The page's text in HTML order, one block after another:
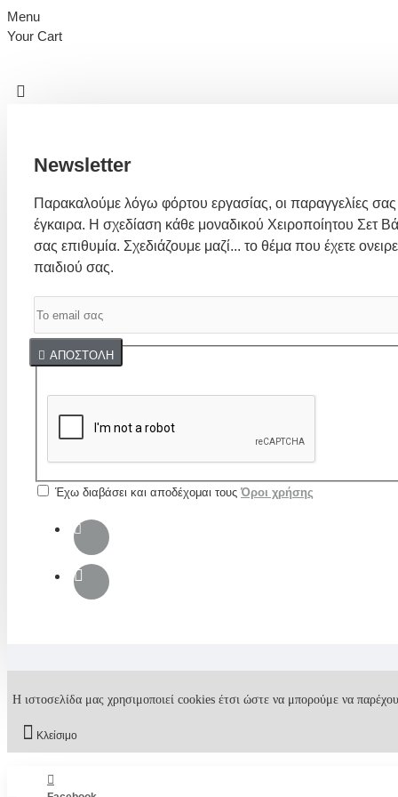
Menu
Your Cart
Newsletter
Παρακαλούμε λόγω φόρτου εργασίας, οι παραγγελίες σας
έγκαιρα. Η σχεδίαση κάθε μοναδικού Χειροποίητου Σετ
σας επιθυμία. Σχεδιάζουμε μαζί... το θέμα που έχετε
παιδιού σας.
ΑΠΟΣΤΟΛΉ
Captcha
Έχω διαβάσει και αποδέχομαι τους Όροι χρήσης
Η ιστοσελίδα μας χρησιμοποιεί cookies έτσι ώστε να μπορούμε να
Κλείσιμο